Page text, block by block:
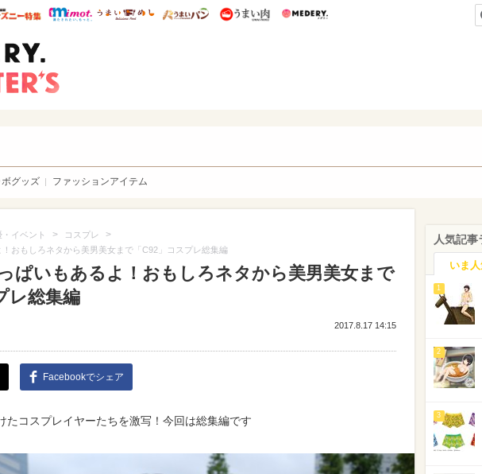
ママ* ウレぴあ総研 ディズニー特集
mimot. うまいめし うまいパン うまい肉
ボグッズ ファッションアイテム
・イベント > コスプレ >
！おもしろネタから美男美女まで「C92」コスプレ総集編
っぱいもあるよ！おもしろネタから美男美女まで
レ総集編
2017.8.17 14:15
Facebookでシェア
たコスプレイヤーたちを激写！今回は総集編です
人気記
いま
1
2
3